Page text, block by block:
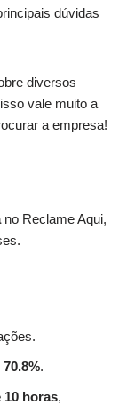
dúvidas
diversos
vale muito a
a empresa!
no Reclame Aqui,
70.8%.
10 horas,